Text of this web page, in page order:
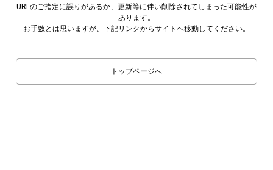
URLのご指定に誤りがあるか、更新等に伴い削除されてしまった可能性が
あります。
お手数とは思いますが、下記リンクからサイトへ移動してください。
トップページへ